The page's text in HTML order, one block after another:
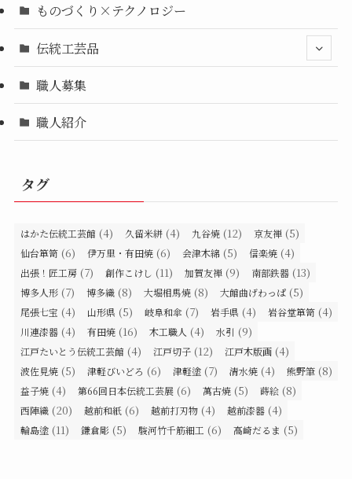
ものづくり×テクノロジー
伝統工芸品
職人募集
職人紹介
タグ
はかた伝統工芸館 (4) 久留米絣 (4) 九谷焼 (12) 京友禅 (5)
仙台箪笥 (6) 伊万里・有田焼 (6) 会津木綿 (5) 信楽焼 (4)
出張！匠工房 (7) 創作こけし (11) 加賀友禅 (9) 南部鉄器 (13)
博多人形 (7) 博多織 (8) 大堀相馬焼 (8) 大館曲げわっぱ (5)
尾張七宝 (4) 山形県 (5) 岐阜和傘 (7) 岩手県 (4) 岩谷堂箪笥 (4)
川連漆器 (4) 有田焼 (16) 木工職人 (4) 水引 (9)
江戸たいとう伝統工芸館 (4) 江戸切子 (12) 江戸木版画 (4)
波佐見焼 (5) 津軽びいどろ (6) 津軽塗 (7) 清水焼 (4) 熊野筆 (8)
益子焼 (4) 第66回日本伝統工芸展 (6) 萬古焼 (5) 蒔絵 (8)
西陣織 (20) 越前和紙 (6) 越前打刃物 (4) 越前漆器 (4)
輪島塗 (11) 鎌倉彫 (5) 駿河竹千筋細工 (6) 高崎だるま (5)